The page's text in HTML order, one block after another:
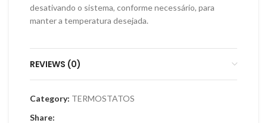
desativando o sistema, conforme necessário, para
manter a temperatura desejada.
REVIEWS (0)
Category: TERMOSTATOS
Share: